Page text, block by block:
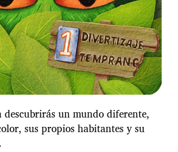
descubrirás un mundo diferente,
sus propios habitantes y su